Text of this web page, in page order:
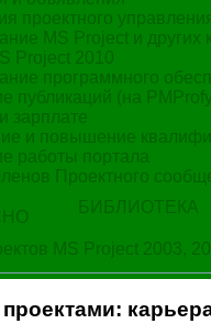
и объявления
проектного
MS Project и
Project 2010
программного
публикаций (на
зарплате
и повышение
работы портала
Проектного
MS Project 2003,